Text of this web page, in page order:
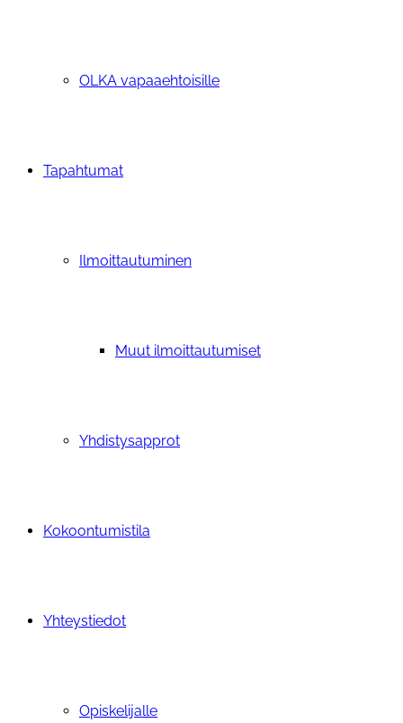
OLKA vapaaehtoisille
Tapahtumat
Ilmoittautuminen
Muut ilmoittautumiset
Yhdistysapprot
Kokoontumistila
Yhteystiedot
Opiskelijalle